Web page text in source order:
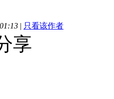
| 只看该作者
享